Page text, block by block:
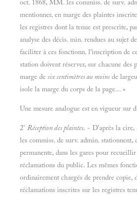
oct. 1868, MM. les commiss. de surv.
mentionner, en marge des plaintes
les registres dont la tenue est prescrite,
analyse des décis. min. rendues au sujet
faciliter à ces fonctionn. l'inscription de
station doivent réserver, sur chacune des
marge de six centimètres au moins de
isole la marge du corps de la page... »
Une mesure analogue est en vigueur sur
2° Réception des plaintes. - D'après la cire,
les commiss. de surv. admin. stationnent,
permanente, dans les gares pour
réclamations du public. Les mêmes
ordinairement chargés de prendre copie,
réclamations inscrites sur les registres